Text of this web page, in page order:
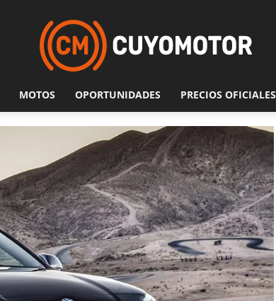
MOTOS OPORTUNIDADES PRECIOS OFICIALES